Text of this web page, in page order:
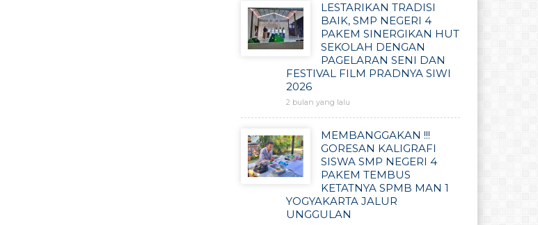
LESTARIKAN TRADISI
BAIK, SMP NEGERI 4
PAKEM SINERGIKAN HUT
SEKOLAH DENGAN
PAGELARAN SENI DAN
FESTIVAL FILM PRADNYA SIWI
2026
2 bulan yang lalu
MEMBANGGAKAN !!!
GORESAN KALIGRAFI
SISWA SMP NEGERI 4
PAKEM TEMBUS
KETATNYA SPMB MAN 1
YOGYAKARTA JALUR
UNGGULAN